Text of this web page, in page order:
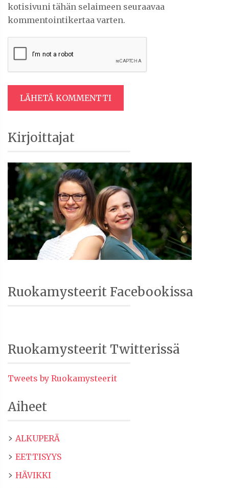
kotisivuni tähän selaimeen seuraavaa
kommentointikertaa varten.
Artikkelien
selaus
Sidebar
Kirjoittajat
Ruokamysteerit Facebookissa
Ruokamysteerit Twitterissä
Tweets by Ruokamysteerit
Aiheet
ALKUPERÄ
EETTISYYS
HÄVIKKI